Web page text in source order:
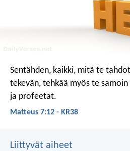
Sentähden, kaikki, mitä te
tekevän, tehkää myös te
ja profeetat.
Matteus 7:12 - KR38
Liittyvät aiheet